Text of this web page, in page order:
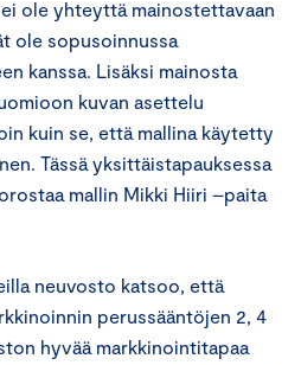
ole yhteyttä mainostettavaan
ole sopusoinnussa
kanssa. Lisäksi mainosta
kuvan asettelu
kuin se, että mallina käytetty
Tässä yksittäistapauksessa
mallin Mikki Hiiri –paita
neuvosto katsoo, että
perussääntöjen 2, 4
hyvää markkinointitapaa